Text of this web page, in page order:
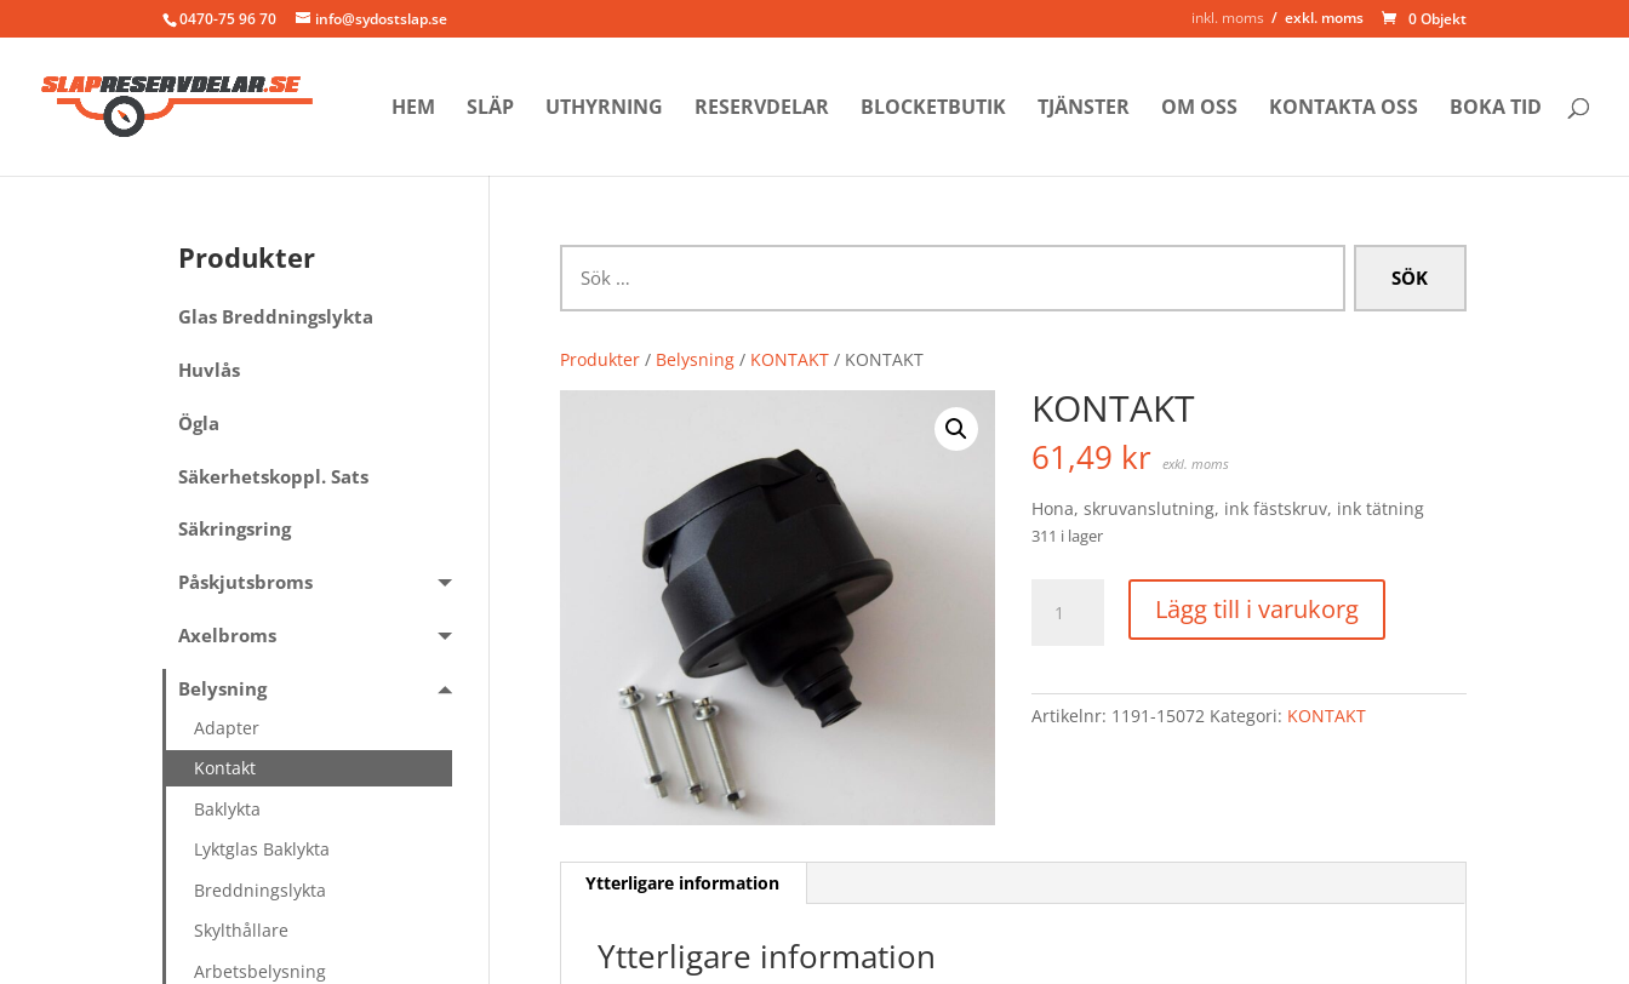
0470-75 96 70 info@sydostslap.se 0 Objekt
inkl. moms exkl. moms
HEM SLÄP UTHYRNING RESERVDELAR BLOCKETBUTIK TJÄNSTER OM OSS KONTAKTA OSS BOKA TID
efter:
Produkter / Belysning / KONTAKT / KONTAKT
KONTAKT
61,49 kr exkl. moms
Hona, skruvanslutning, ink fästskruv, ink tätning
311 i lager
mängd
Lägg till i varukorg
Artikelnr: 1191-15072 Kategori: KONTAKT
Ytterligare information
Ytterligare information
Produkter
Glas Breddningslykta
Huvlås
Ögla
Säkerhetskoppl. Sats
Säkringsring
Påskjutsbroms
Axelbroms
Belysning
Adapter
Kontakt
Baklykta
Lyktglas Baklykta
Breddningslykta
Skylthållare
Arbetsbelysning